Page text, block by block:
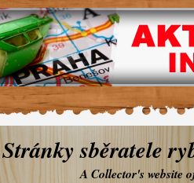
Stránky sběratele
A Collector's website